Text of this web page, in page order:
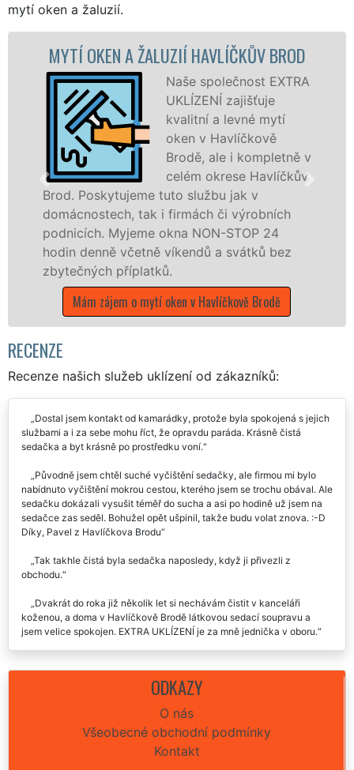
mytí oken a žaluzií.
HAVLÍČKŮV BROD
Naše společnost EXTRA
UKLÍZENÍ zajišťuje
kvalitní a levné mytí
oken v Havlíčkově
Brodě, ale i kompletně v
celém okrese Havlíčkův
tuto službu jak v
i firmách či výrobních
okna NON-STOP 24
víkendů a svátků bez
oken v Havlíčkově Brodě
MYTÍ
dřevěná okna a
kompletní a
okrese Havlíčkův
UKLÍZENÍ, a to i
státních svátků.
RECENZE
Recenze našich služeb uklízení od zákazníků:
Dostal jsem kontakt od kamarádky, protože byla spokojená s jejich
službami a i za sebe mohu říct, že opravdu paráda. Krásně čistá
sedačka a byt krásně po prostředku voní.
Původně jsem chtěl suché vyčištění sedačky, ale firmou mi bylo
sedačku dokázali vysušit téměř do sucha a asi po hodině už jsem na
sedačce zas seděl. Bohužel opět ušpinil, takže budu volat znova. :-D
Tak takhle čistá byla sedačka naposledy, když ji přivezli z
obchodu.
jsem velice spokojen. EXTRA UKLÍZENÍ je za mně jednička v oboru.
2x do roka si necháváme čistit sedačku a vždy máme krásně čistou
a provoněný celý byt.
ODKAZY